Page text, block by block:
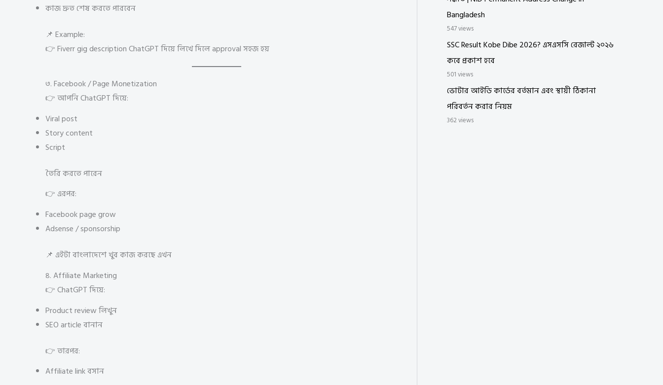
কাজ দ্রুত শেষ করতে পারবেন
📌 Example:
👉 Fiverr gig description ChatGPT দিয়ে লিখে দিলে approval সহজ হয়
৩. Facebook / Page Monetization
👉 আপনি ChatGPT দিয়ে:
Viral post
Story content
Script
তৈরি করতে পারেন
👉 এরপর:
Facebook page grow
Adsense / sponsorship
📌 এইটা বাংলাদেশে খুব কাজ করছে এখন
৪. Affiliate Marketing
👉 ChatGPT দিয়ে:
Product review লিখুন
SEO article বানান
👉 তারপর:
Affiliate link বসান
Bangladesh
547 views
SSC Result Kobe Dibe 2026? এসএসসি রেজাল্ট ২০২৬
কবে প্রকাশ হবে
501 views
ভোটার আইডি কার্ডের বর্তমান এবং স্থায়ী ঠিকানা
পরিবর্তন করার নিয়ম
362 views